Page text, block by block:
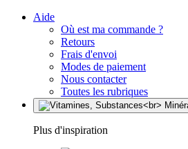
Aide
Où est ma commande ?
Retours
Frais d'envoi
Modes de paiement
Nous contacter
Toutes les rubriques
Plus d'inspiration